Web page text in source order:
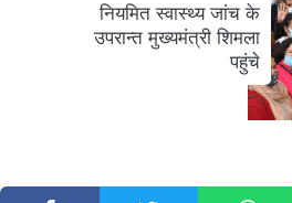
नियमित स्वास्थ्य जांच के
उपरान्त मुख्यमंत्री शिमला
पहुंचे